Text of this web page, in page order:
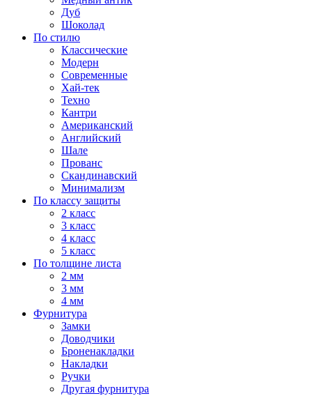
Дуб
Шоколад
По стилю
Классические
Модерн
Современные
Хай-тек
Техно
Кантри
Американский
Английский
Шале
Прованс
Скандинавский
Минимализм
По классу защиты
2 класс
3 класс
4 класс
5 класс
По толщине листа
2 мм
3 мм
4 мм
Фурнитура
Замки
Доводчики
Броненакладки
Накладки
Ручки
Другая фурнитура